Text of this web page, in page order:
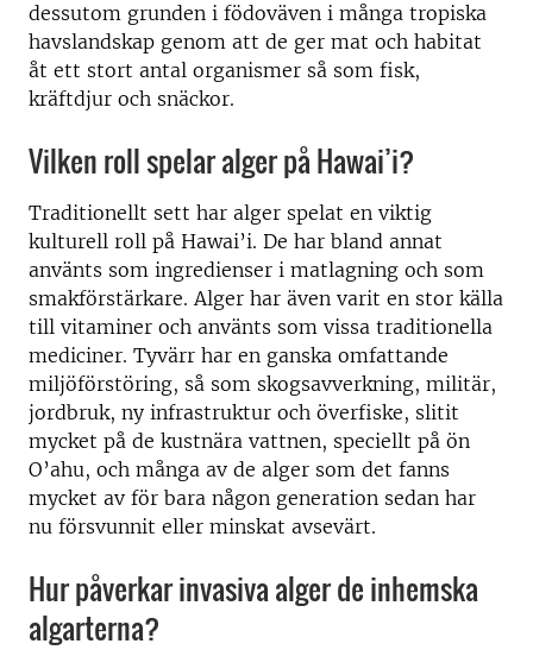
dessutom grunden i födoväven i många tropiska
havslandskap genom att de ger mat och habitat
åt ett stort antal organismer så som fisk,
kräftdjur och snäckor.
Vilken roll spelar alger på Hawai’i?
Traditionellt sett har alger spelat en viktig
kulturell roll på Hawai’i. De har bland annat
använts som ingredienser i matlagning och som
smakförstärkare. Alger har även varit en stor källa
till vitaminer och använts som vissa traditionella
mediciner. Tyvärr har en ganska omfattande
miljöförstöring, så som skogsavverkning, militär,
jordbruk, ny infrastruktur och överfiske, slitit
mycket på de kustnära vattnen, speciellt på ön
O’ahu, och många av de alger som det fanns
mycket av för bara någon generation sedan har
nu försvunnit eller minskat avsevärt.
Hur påverkar invasiva alger de inhemska
algarterna?